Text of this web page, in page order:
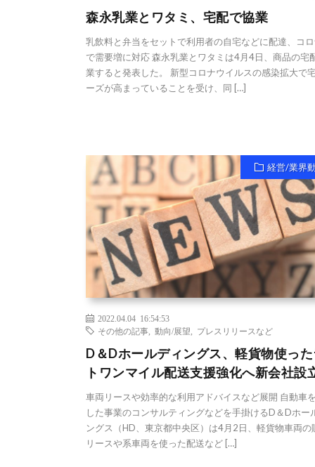
森永乳業とワタミ、宅配で協業
乳飲料と弁当をセットで利用者の自宅などに配達、コ
で需要増に対応 森永乳業とワタミは4月4日、商品の宅
業すると発表した。 新型コロナウイルスの感染拡大で
ーズが高まっていることを受け、同 […]
経営/業界
2022.04.04 16:54:53
その他の記事
動向/展望 プレスリリースなど
D＆Dホールディングス、軽貨物使っ
トワンマイル配送支援強化へ新会社設
車両リースや効率的な利用アドバイスなど展開 自動車
した事業のコンサルティングなどを手掛けるD＆Dホー
ングス（HD、東京都中央区）は4月2日、軽貨物車両の
リースや系車両を使った配送など […]